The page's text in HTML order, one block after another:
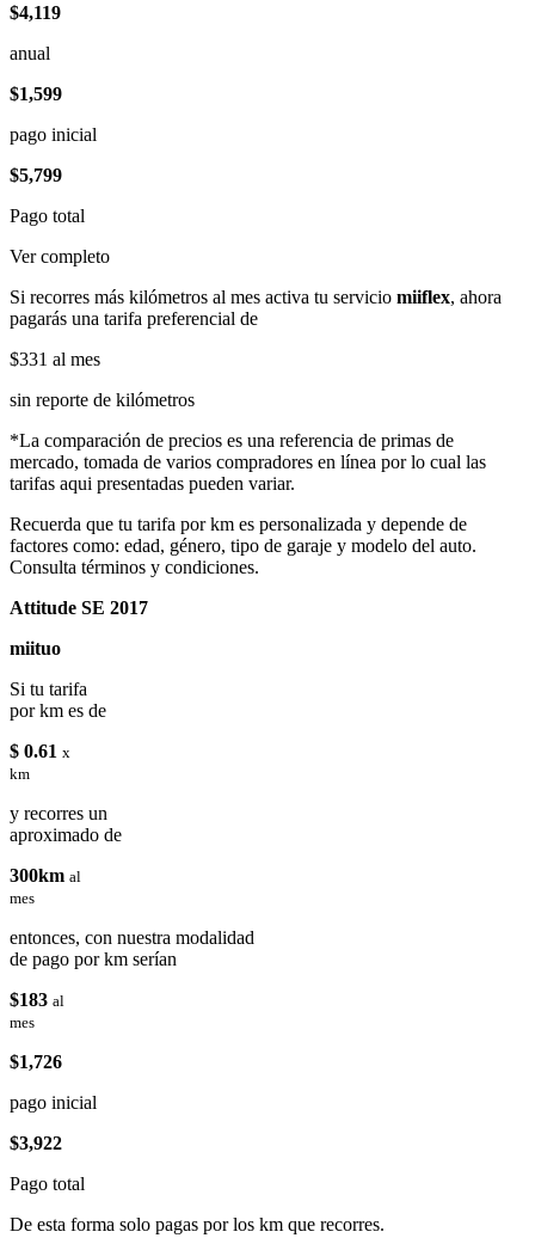
$4,119
anual
$1,599
pago inicial
$5,799
Pago total
Ver completo
Si recorres más kilómetros al mes activa tu servicio miiflex, ahora
pagarás una tarifa preferencial de
$331 al mes
sin reporte de kilómetros
*La comparación de precios es una referencia de primas de
mercado, tomada de varios compradores en línea por lo cual las
tarifas aqui presentadas pueden variar.
Recuerda que tu tarifa por km es personalizada y depende de
factores como: edad, género, tipo de garaje y modelo del auto.
Consulta términos y condiciones.
Attitude SE 2017
miituo
Si tu tarifa
por km es de
$ 0.61 x
km
y recorres un
aproximado de
300km al
mes
entonces, con nuestra modalidad
de pago por km serían
$183 al
mes
$1,726
pago inicial
$3,922
Pago total
De esta forma solo pagas por los km que recorres.